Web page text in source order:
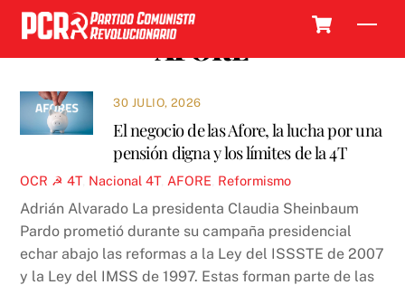
Skip
content
AFORE
30 JULIO, 2026
El negocio de las Afore, la lucha por una
pensión digna y los límites de la 4T
OCR ☭ 4T, Nacional 4T, AFORE Reformismo
Adrián Alvarado La presidenta Claudia Sheinbaum
Pardo prometió durante su campaña presidencial
echar abajo las reformas a la Ley del ISSSTE de 2007
y la Ley del IMSS de 1997. Estas forman parte de las